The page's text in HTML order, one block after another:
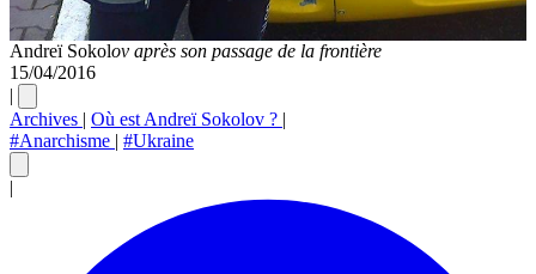
Andreï Sokolov après son passage de la frontière
15/04/2016
|
Archives | Où est Andreï Sokolov ? |
#Anarchisme | #Ukraine
|